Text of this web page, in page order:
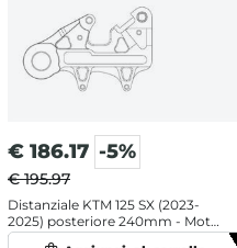
€ 186.17 -5%
€ 195.97
Distanziale KTM 125 SX (2023-
2025) posteriore 240mm - Moto
Master